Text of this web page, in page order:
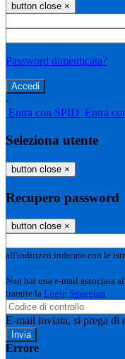
button close ×
Password dimenticata?
-
Entra con SPID Entra
Seleziona utente
button close ×
Recupero password
button close ×
all'indirizzo indicato con le
Non hai una e-mail associata
tramite la Login Spaggiari
E-mail inviata, si prega di
Errore